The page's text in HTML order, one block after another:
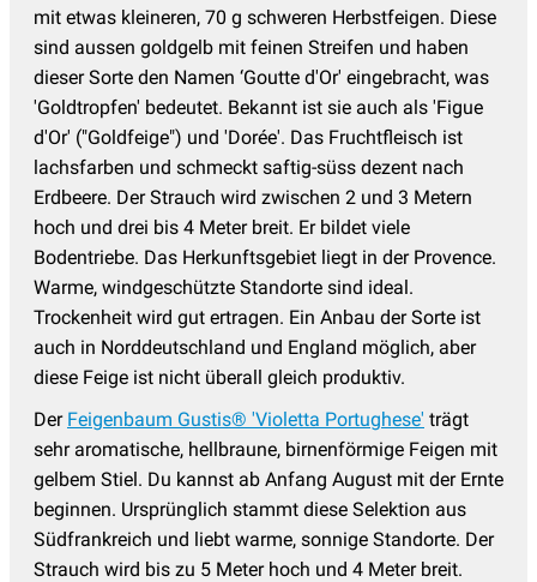
mit etwas kleineren, 70 g schweren Herbstfeigen. Diese
sind aussen goldgelb mit feinen Streifen und haben
dieser Sorte den Namen ‘Goutte d'Or' eingebracht, was
'Goldtropfen' bedeutet. Bekannt ist sie auch als 'Figue
d'Or' ("Goldfeige") und 'Dorée'. Das Fruchtfleisch ist
lachsfarben und schmeckt saftig-süss dezent nach
Erdbeere. Der Strauch wird zwischen 2 und 3 Metern
hoch und drei bis 4 Meter breit. Er bildet viele
Bodentriebe. Das Herkunftsgebiet liegt in der Provence.
Warme, windgeschützte Standorte sind ideal.
Trockenheit wird gut ertragen. Ein Anbau der Sorte ist
auch in Norddeutschland und England möglich, aber
diese Feige ist nicht überall gleich produktiv.
Der Feigenbaum Gustis® 'Violetta Portughese' trägt
sehr aromatische, hellbraune, birnenförmige Feigen mit
gelbem Stiel. Du kannst ab Anfang August mit der Ernte
beginnen. Ursprünglich stammt diese Selektion aus
Südfrankreich und liebt warme, sonnige Standorte. Der
Strauch wird bis zu 5 Meter hoch und 4 Meter breit.